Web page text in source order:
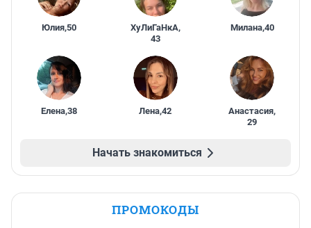
Юлия,50 ХуЛиГаНкА,
43
Милана,40
Елена,38 Лена,42 Анастасия,
29
Начать знакомиться
ПРОМОКОДЫ